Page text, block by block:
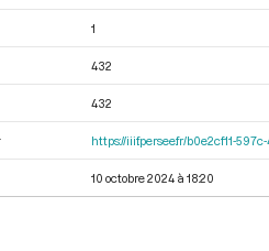
1
432
432
https://iiif.persee.fr/b0e2cf11-
10 octobre 2024 à 18:20